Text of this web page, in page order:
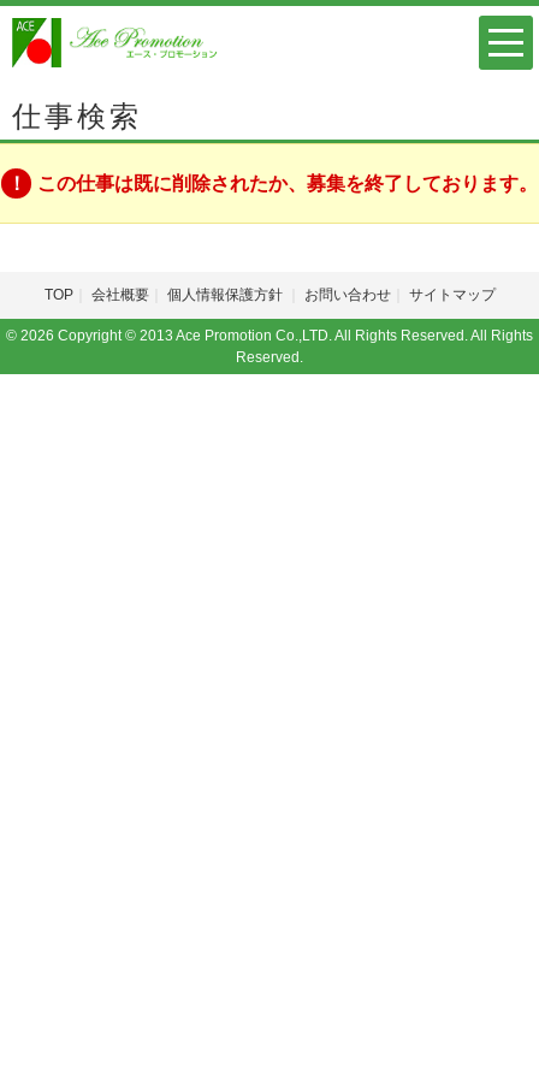
仕事検索
この仕事は既に削除されたか、募集を終了しております。
TOP 会社概要 個人情報保護方針 お問い合わせ サイトマップ
© 2026 Copyright © 2013 Ace Promotion Co.,LTD. All Rights Reserved. All Rights
Reserved.